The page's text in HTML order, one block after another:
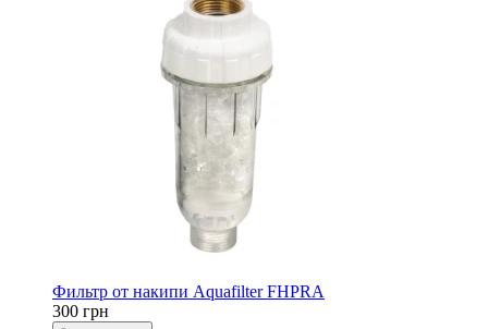
Фильтр от накипи Aquafilter FHPRA
300 грн